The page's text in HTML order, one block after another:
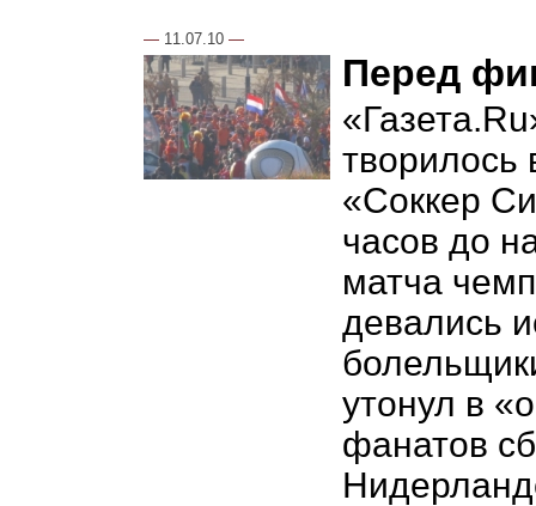
— 11.07.10 —
Перед
творилось
«Соккер
часов до
матча
девались
утонул в
фанатов